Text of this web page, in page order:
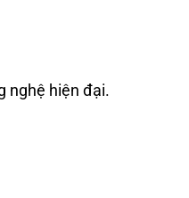
nghệ hiện đại.